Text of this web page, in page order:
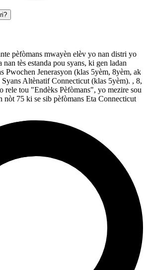
pèfòmans mwayèn elèv yo nan distri yo
tès estanda pou syans, ki gen ladan
Pwochen Jenerasyon (klas 5yèm, 8yèm, ak
Altènatif Connecticut (klas 5yèm). , 8,
rele tou "Endèks Pèfòmans", yo mezire sou
nòt 75 ki se sib pèfòmans Eta Connecticut